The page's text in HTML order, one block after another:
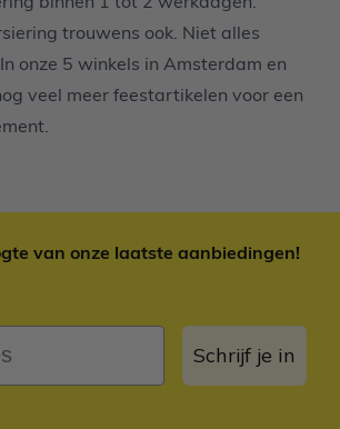
trouwens ook. Niet alles
onze 5 winkels in Amsterdam en
veel meer feestartikelen voor een
van onze laatste aanbiedingen!
Schrijf je in